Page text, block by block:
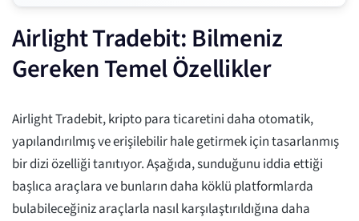
Airlight Tradebit: Bilmeniz
Gereken Temel Özellikler
Airlight Tradebit, kripto para ticaretini daha otomatik,
yapılandırılmış ve erişilebilir hale getirmek için tasarlanmış
bir dizi özelliği tanıtıyor. Aşağıda, sunduğunu iddia ettiği
başlıca araçlara ve bunların daha köklü platformlarda
bulabileceğiniz araçlarla nasıl karşılaştırıldığına daha